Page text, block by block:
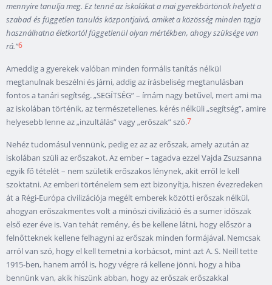
mennyire tanulja meg. Ez tenné az iskolákat a mai gyerekbörtönök helyett a
szabad és független tanulás központjaivá, amiket a közösség minden tagja
használhatna életkortól függetlenül olyan mértékben, ahogy szüksége van
rá.”6
Ameddig a gyerekek valóban minden formális tanítás nélkül
megtanulnak beszélni és járni, addig az írásbeliség megtanulásban
fontos a tanári segítség. „SEGÍTSÉG” – írnám nagy betűvel, mert ami ma
az iskolában történik, az természetellenes, kérés nélküli „segítség”, amire
helyesebb lenne az „inzultálás” vagy „erőszak” szó.7
Nehéz tudomásul vennünk, pedig ez az az erőszak, amely azután az
iskolában szüli az erőszakot. Az ember – tagadva ezzel Vajda Zsuzsanna
egyik fő tételét – nem születik erőszakos lénynek, akit erről le kell
szoktatni. Az emberi történelem sem ezt bizonyítja, hiszen évezredeken
át a Régi-Európa civilizációja megélt emberek közötti erőszak nélkül,
ahogyan erőszakmentes volt a minószi civilizáció és a sumer időszak
első ezer éve is. Van tehát remény, és be kellene látni, hogy először a
felnőtteknek kellene felhagyni az erőszak minden formájával. Nemcsak
arról van szó, hogy el kell temetni a korbácsot, mint azt A. S. Neill tette
1915-ben, hanem arról is, hogy végre rá kellene jönni, hogy a hiba
bennünk van, akik hiszünk abban, hogy az erőszak erőszakkal